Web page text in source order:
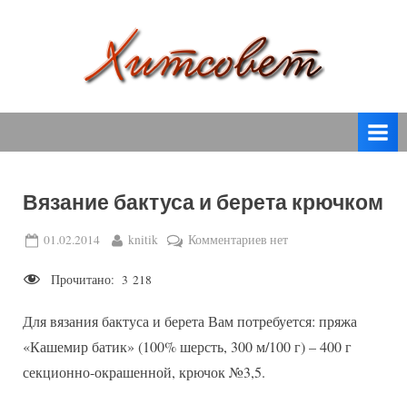
т
о
в
спицами,
крючком,
вязаные
модели
с
схемами.
Вязание бактуса и берета крючком
Posted
01.02.2014 By
knitik Комментариевк
и
берета
нет
Прочитано: 3 218
Для вязания бактуса и берета Вам потребуется: пряжа
«Кашемир батик» (100% шерсть, 300 м/100 г) – 400 г
секционно-окрашенной, крючок №3,5.